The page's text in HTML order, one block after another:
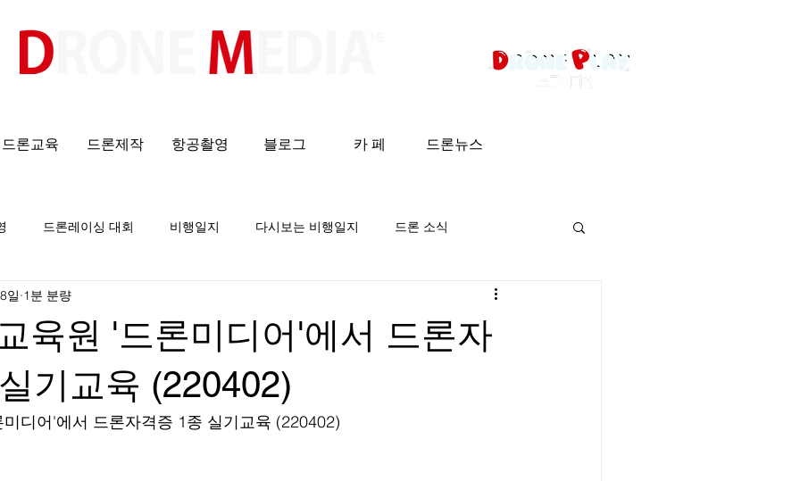
드론교육 드론제작 항공촬영 블로그 카 페 드론뉴스
드론레이싱 대회 비행일지 다시보는 비행일지 드론 소식
육원 '드론미디어'에서 드론자
기교육 (220402)
일 1분 분량
디어'에서 드론자격증 1종 실기교육 (220402)